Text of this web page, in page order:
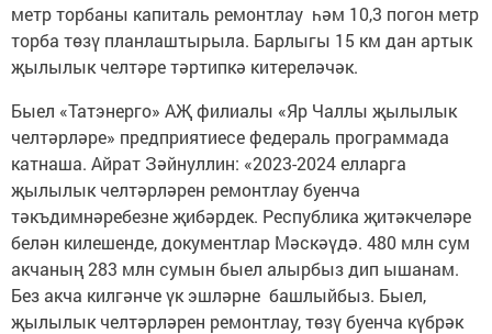
метр торбаны капиталь ремонтлау һәм 10,3 погон метр
торба төзү планлаштырыла. Барлыгы 15 км дан артык
җылылык челтәре тәртипкә китереләчәк.
Быел «Татэнерго» АҖ филиалы «Яр Чаллы җылылык
челтәрләре» предприятиесе федераль программада
катнаша. Айрат Зәйнуллин: «2023-2024 елларга
җылылык челтәрләрен ремонтлау буенча
тәкъдимнәребезне җибәрдек. Республика җитәкчеләре
белән килешенде, документлар Мәскәүдә. 480 млн сум
акчаның 283 млн сумын быел алырбыз дип ышанам.
Без акча килгәнче үк эшләрне башлыйбыз. Быел,
җылылык челтәрләрен ремонтлау, төзү буенча күбрәк